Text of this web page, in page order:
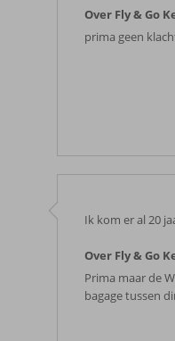
Over Fly & Go
prima geen
Ik kom er al 20
Over Fly & Go
Prima maar de
bagage tussen